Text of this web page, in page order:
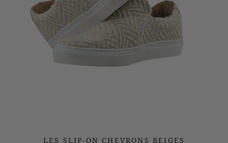
LES SLIP-ON CHEVRONS BEIGES